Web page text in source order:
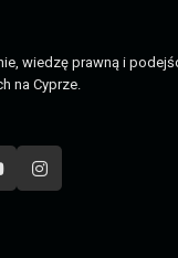
wiedzę prawną i
na Cyprze.